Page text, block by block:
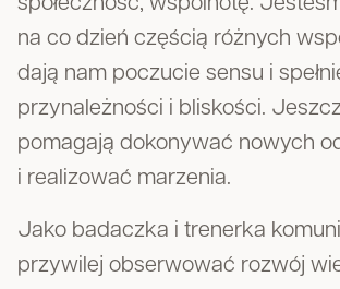
społeczność, wspólnotę.
na co dzień częścią różnych
dają nam poczucie sensu i
przynależności i bliskości.
pomagają dokonywać nowych
i realizować marzenia.
Jako badaczka i trenerka
przywilej obserwować rozwój